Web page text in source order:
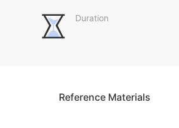
Duration
Reference Materials